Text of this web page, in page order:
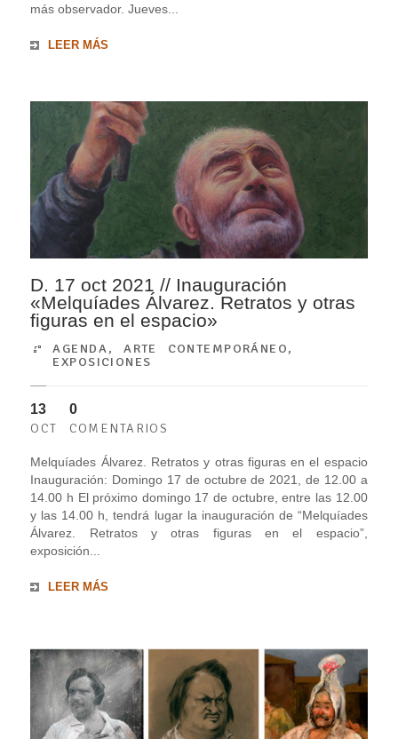
más observador. Jueves...
LEER MÁS
D. 17 oct 2021 // Inauguración
«Melquíades Álvarez. Retratos y otras
figuras en el espacio»
AGENDA,ARTE CONTEMPORÁNEO,
EXPOSICIONES
13
OCT
0
COMENTARIOS
Melquíades Álvarez. Retratos y otras figuras en el espacio
Inauguración: Domingo 17 de octubre de 2021, de 12.00 a
14.00 h El próximo domingo 17 de octubre, entre las 12.00
y las 14.00 h, tendrá lugar la inauguración de “Melquíades
Álvarez. Retratos y otras figuras en el espacio”,
exposición...
LEER MÁS